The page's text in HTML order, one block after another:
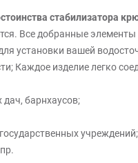
стабилизатора
Все добранные
установки вашей
Каждое изделие легко
барнхаусов;
учреждений;